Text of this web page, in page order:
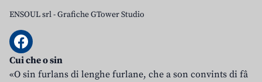
ENSOUL srl-Grafiche GTower Studio
Cui che o sin
«O sin furlans di lenghe furlane, che a son convints di fâ